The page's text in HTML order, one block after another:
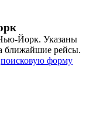
Йорк. Указаны
ближайшие рейсы.
поисковую форму